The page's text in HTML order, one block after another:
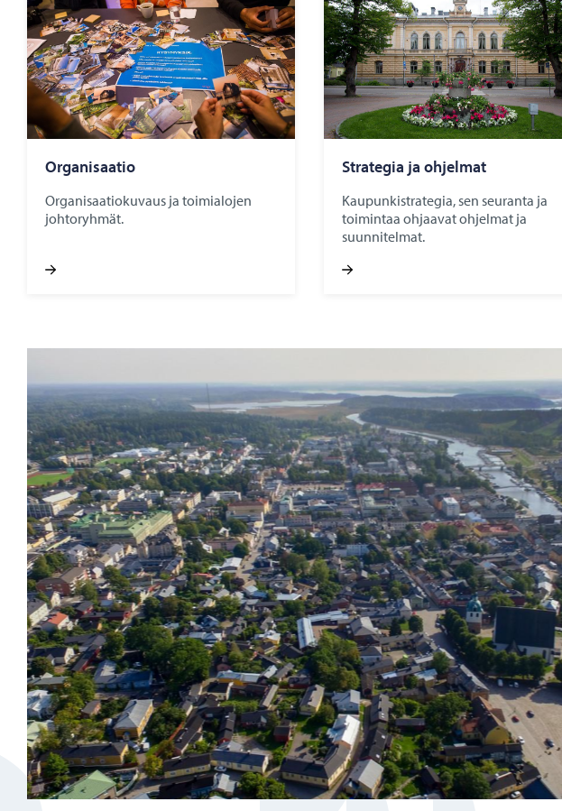
Or­ga­ni­saa­tio
Organisaatiokuvaus ja toimialojen
johtoryhmät.
Stra­te­gia ja oh­jel­mat
Kaupunkistrategia, sen seuranta ja
toimintaa ohjaavat ohjelmat ja
suunnitelmat.